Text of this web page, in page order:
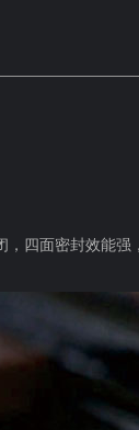
四面密封效能